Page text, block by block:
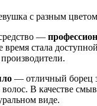
—
время стала
— отличный борец
В качестве
виде.